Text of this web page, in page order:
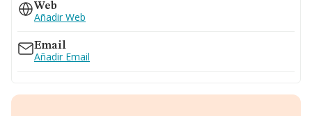
Web
Añadir Web
Email
Añadir Email